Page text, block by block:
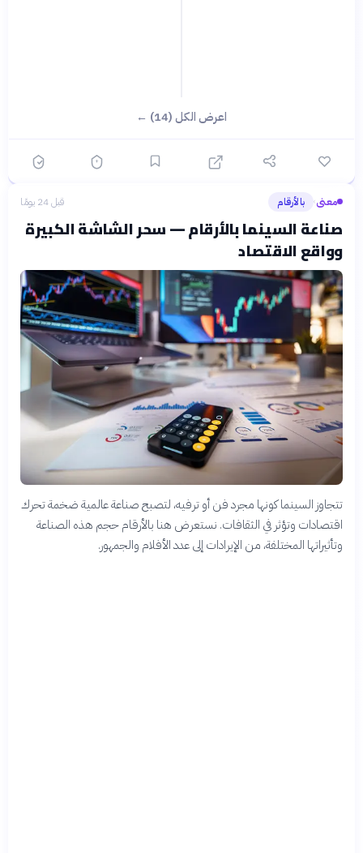
اعرض الكل (14) ←
معنى› بالأرقام قبل 24 يومًا
صناعة السينما بالأرقام — سحر الشاشة الكبيرة
وواقع الاقتصاد
تتجاوز السينما كونها مجرد فن أو ترفيه، لتصبح صناعة عالمية ضخمة تحرك
اقتصادات وتؤثر في الثقافات. نستعرض هنا بالأرقام حجم هذه الصناعة
وتأثيراتها المختلفة، من الإيرادات إلى عدد الأفلام والجمهور.